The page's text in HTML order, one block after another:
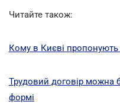
Читайте також:
Кому в Києві пропонують
Трудовий договір можна
формі